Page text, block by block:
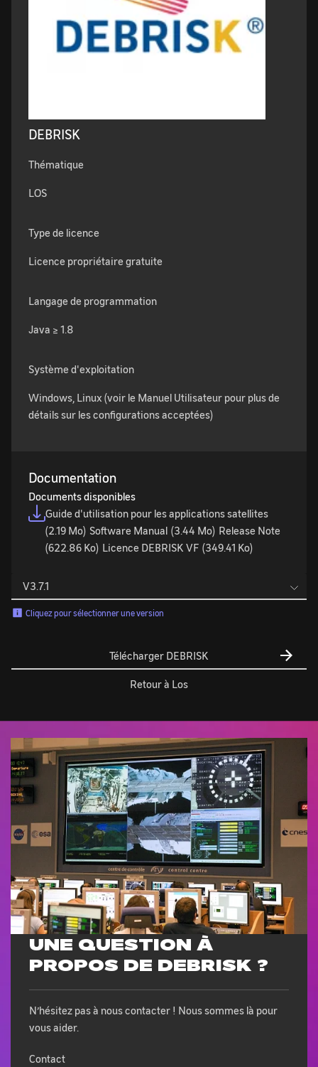
DEBRISK
Thématique
LOS
Type de licence
Licence propriétaire gratuite
Langage de programmation
Language(s)
Java ≥ 1.8
Système d'exploitation
Système(s)
compatible(s)
Windows, Linux (voir le Manuel Utilisateur pour plus de
détails sur les configurations acceptées)
Documentation
Documents disponibles
Guide d'utilisation pour les applications satellites
(2.19 Mo) Software Manual (3.44 Mo) Release Note
(622.86 Ko) Licence DEBRISK VF (349.41 Ko)
Cliquez pour sélectionner une version
Retour à Los
UNE QUESTION À
PROPOS DE DEBRISK ?
N’hésitez pas à nous contacter ! Nous sommes là pour
vous aider.
Contact